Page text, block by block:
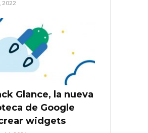
2022
Glance, la nueva
de Google
widgets